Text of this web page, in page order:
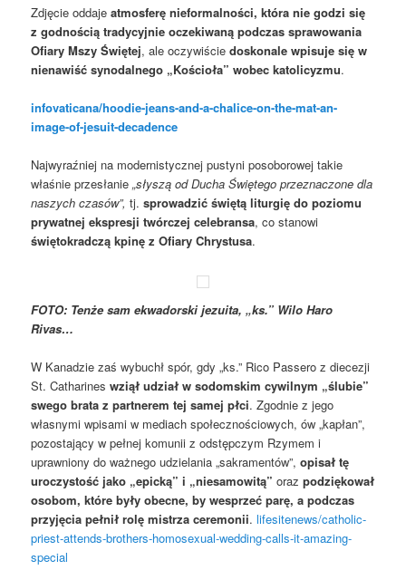
Zdjęcie oddajeatmosferę nieformalności, która nie godzi się
z godnością tradycyjnie oczekiwaną podczas sprawowania
Ofiary Mszy Świętej, ale oczywiściedoskonale wpisuje się w
nienawiść synodalnego „Kościoła” wobec katolicyzmu.
infovaticana/hoodie-jeans-and-a-chalice-on-the-mat-an-
image-of-jesuit-decadence
Najwyraźniej na modernistycznej pustyni posoborowej takie
właśnie przesłanie„słyszą od Ducha Świętego przeznaczone dla
naszych czasów”, tj.sprowadzić świętą liturgię do poziomu
prywatnej ekspresji twórczej celebransa, co stanowi
świętokradczą kpinę z Ofiary Chrystusa.
FOTO: Tenże sam ekwadorski jezuita, „ks.” Wilo Haro
Rivas…
W Kanadzie zaś wybuchł spór, gdy „ks.” Rico Passero z diecezji
St. Catharineswziął udział w sodomskim cywilnym „ślubie”
swego brata z partnerem tej samej płci. Zgodnie z jego
własnymi wpisami w mediach społecznościowych, ów „kapłan”,
pozostający w pełnej komunii z odstępczym Rzymem i
uprawniony do ważnego udzielania „sakramentów”,opisał tę
uroczystość jako „epicką” i „niesamowitą” orazpodziękował
osobom, które były obecne, by wesprzeć parę, a podczas
przyjęcia pełnił rolę mistrza ceremonii.lifesitenews/catholic-
priest-attends-brothers-homosexual-wedding-calls-it-amazing-
special